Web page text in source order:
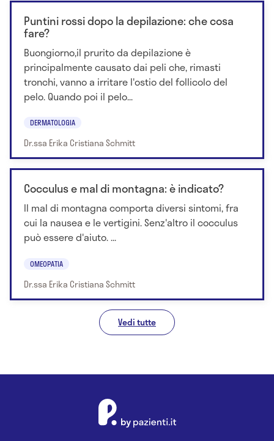
Puntini rossi dopo la depilazione: che cosa
fare?
Buongiorno,il prurito da depilazione è
principalmente causato dai peli che, rimasti
tronchi, vanno a irritare l'ostio del follicolo del
pelo. Quando poi il pelo...
DERMATOLOGIA
Dr.ssa Erika Cristiana Schmitt
Cocculus e mal di montagna: è indicato?
Il mal di montagna comporta diversi sintomi, fra
cui la nausea e le vertigini. Senz'altro il cocculus
può essere d'aiuto. ...
OMEOPATIA
Dr.ssa Erika Cristiana Schmitt
Vedi tutte